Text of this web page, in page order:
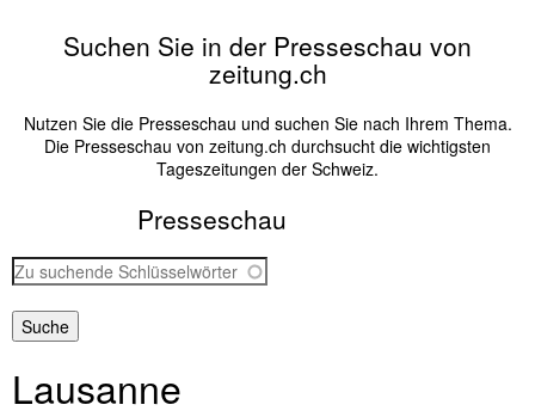
Suchen Sie in der Presseschau von
zeitung.ch
Nutzen Sie die Presseschau und suchen Sie nach Ihrem Thema.
Die Presseschau von zeitung.ch durchsucht die wichtigsten
Tageszeitungen der Schweiz.
Presseschau
Z
u
s
u
h
e
Lausanne